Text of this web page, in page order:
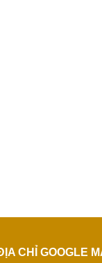
CHỈ GOOGLE